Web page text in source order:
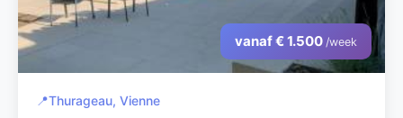
vanaf € 1.500 /week
📍Thurageau, Vienne